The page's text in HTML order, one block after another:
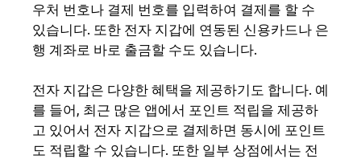
우처 번호나 결제 번호를 입력하여 결제를 할 수
있습니다. 또한 전자 지갑에 연동된 신용카드나 은
행 계좌로 바로 출금할 수도 있습니다.
전자 지갑은 다양한 혜택을 제공하기도 합니다. 예
를 들어, 최근 많은 앱에서 포인트 적립을 제공하
고 있어서 전자 지갑으로 결제하면 동시에 포인트
도 적립할 수 있습니다. 또한 일부 상점에서는 전